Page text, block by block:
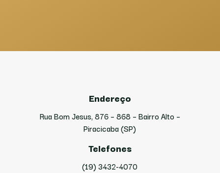
Endereço
Rua Bom Jesus, 876 – 868 – Bairro Alto –
Piracicaba (SP)
Telefones
(19) 3432-4070